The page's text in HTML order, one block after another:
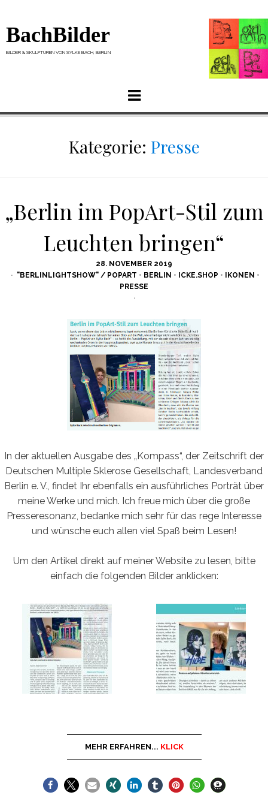
BachBilder
BILDER & SKULPTUREN VON SYLKE BACH, BERLIN
Menu
Kategorie: Presse
„Berlin im PopArt-Stil zum
Leuchten bringen“
POSTED
ON
28. NOVEMBER 2019
"BERLINLIGHTSHOW" / POPART • BERLIN • ICKE.SHOP • IKONEN •
PRESSE
In der aktuellen Ausgabe des „Kompass“, der Zeitschrift der
Deutschen Multiple Sklerose Gesellschaft, Landesverband
Berlin e. V., findet Ihr ebenfalls ein ausführliches Porträt über
meine Werke und mich. Ich freue mich über die große
Presseresonanz, bedanke mich sehr für das rege Interesse
und wünsche euch allen viel Spaß beim Lesen!
Um den Artikel direkt auf meiner Website zu lesen, bitte
einfach die folgenden Bilder anklicken:
MEHR ERFAHREN... KLICK